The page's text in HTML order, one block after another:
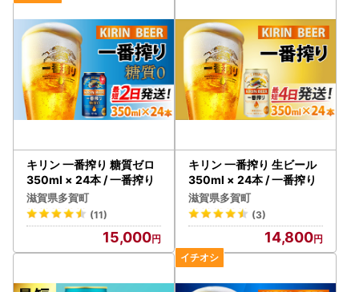
キリン 一番搾り 糖質ゼロ
350ml × 24本 / 一番搾り
滋賀県多賀町
(11)
15,000
キリン 一番搾り 生ビール
350ml × 24本 / 一番搾り
滋賀県多賀町
(3)
14,800